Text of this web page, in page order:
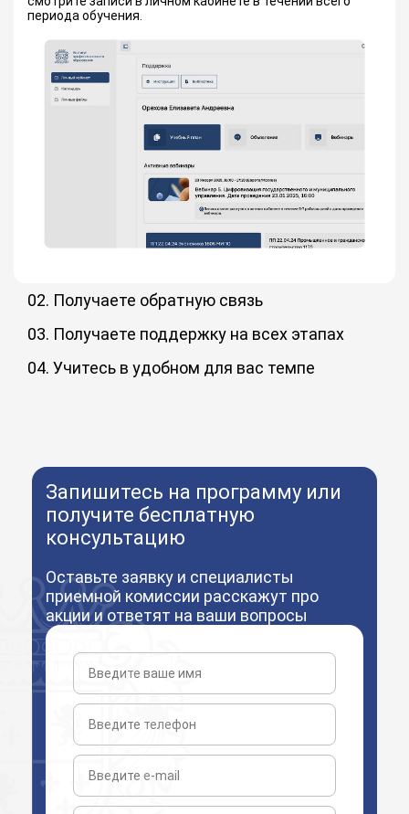
периода обучения.
02. Получаете обратную связь
связь по заданиям и на вебинарах. Обмениваетесь
опытом с одногруппниками в чате и становитесь частью
комьюнити.
03. Получаете поддержку на всех этапах
выпуска: помогут разобраться в личном кабинете,
сложных темах курса обучения, получить ответы и
04. Учитесь в удобном для вас темпе
Запишитесь на программу или
получите бесплатную
консультацию
Оставьте заявку и специалисты
приемной комиссии расскажут про
акции и ответят на ваши вопросы